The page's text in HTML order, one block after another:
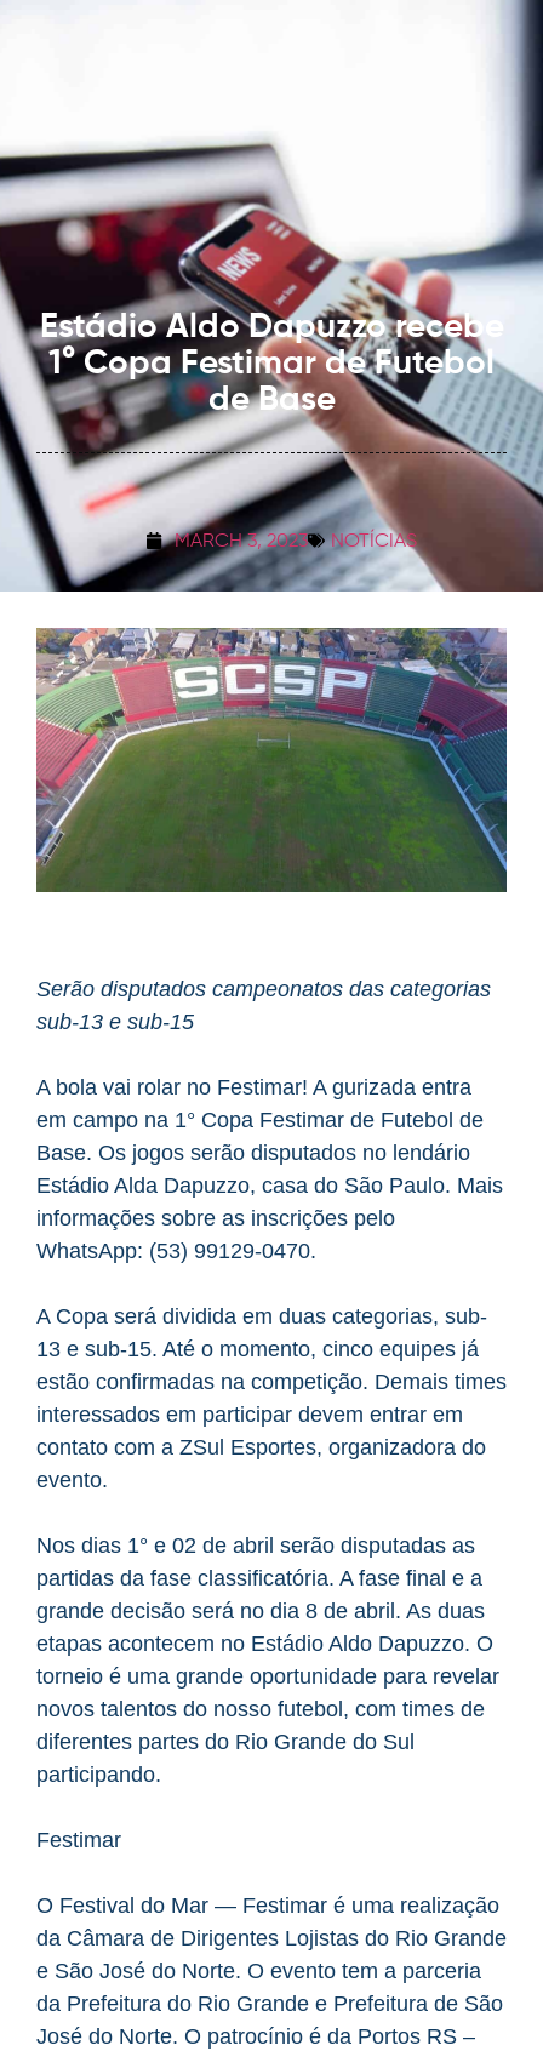
Estádio Aldo Dapuzzo recebe
1° Copa Festimar de Futebol
de Base
MARCH 3, 2023 NOTÍCIAS
Serão disputados campeonatos das categorias
sub-13 e sub-15
A bola vai rolar no Festimar! A gurizada entra
em campo na 1° Copa Festimar de Futebol de
Base. Os jogos serão disputados no lendário
Estádio Alda Dapuzzo, casa do São Paulo. Mais
informações sobre as inscrições pelo
WhatsApp: (53) 99129-0470.
A Copa será dividida em duas categorias, sub-
13 e sub-15. Até o momento, cinco equipes já
estão confirmadas na competição. Demais times
interessados em participar devem entrar em
contato com a ZSul Esportes, organizadora do
evento.
Nos dias 1° e 02 de abril serão disputadas as
partidas da fase classificatória. A fase final e a
grande decisão será no dia 8 de abril. As duas
etapas acontecem no Estádio Aldo Dapuzzo. O
torneio é uma grande oportunidade para revelar
novos talentos do nosso futebol, com times de
diferentes partes do Rio Grande do Sul
participando.
Festimar
O Festival do Mar — Festimar é uma realização
da Câmara de Dirigentes Lojistas do Rio Grande
e São José do Norte. O evento tem a parceria
da Prefeitura do Rio Grande e Prefeitura de São
José do Norte. O patrocínio é da Portos RS –